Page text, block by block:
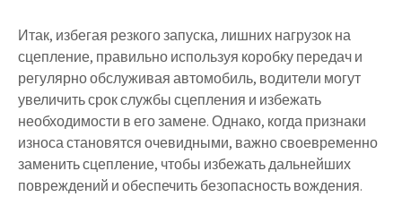
Итак, избегая резкого запуска, лишних нагрузок на
сцепление, правильно используя коробку передач и
регулярно обслуживая автомобиль, водители могут
увеличить срок службы сцепления и избежать
необходимости в его замене. Однако, когда признаки
износа становятся очевидными, важно своевременно
заменить сцепление, чтобы избежать дальнейших
повреждений и обеспечить безопасность вождения.